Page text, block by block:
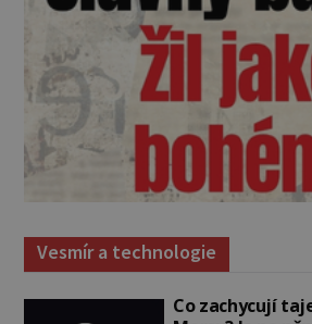
Vesmír a technologie
Co zachycují